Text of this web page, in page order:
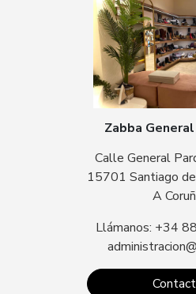
Zabba
Calle General
15701 Santiago
A
Llámanos: +34